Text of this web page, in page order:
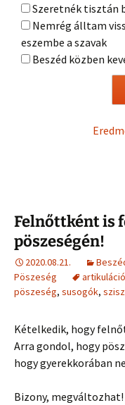
Szeretnék tisztán
Nemrég álltam
eszembe a szavak
Beszéd közben
Felnőttként is
pöszeségén!
2020.08.21.
Pöszeség
artikuláció
pöszeség, susogók,
Kételkedik, hogy
Arra gondol, hogy
hogy gyerekkorában
Bizony,